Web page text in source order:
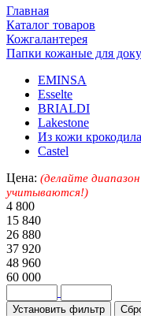
Главная
Каталог товаров
Кожгалантерея
Папки кожаные для
EMINSA
Esselte
BRIALDI
Lakestone
Из кожи крокодила
Castel
Цена: (делайте
учитываются!)
4 800
15 840
26 880
37 920
48 960
60 000